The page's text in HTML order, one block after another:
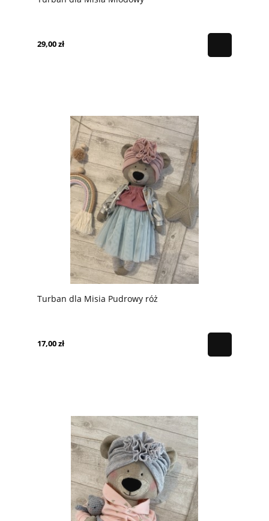
29,00 zł
Turban dla Misia Pudrowy róż
17,00 zł